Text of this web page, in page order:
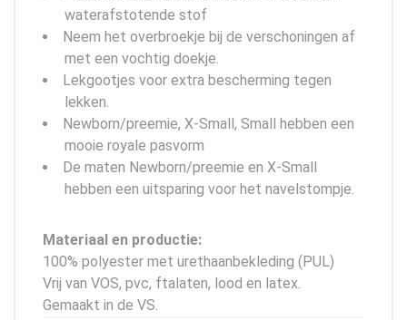
waterafstotende stof
Neem het overbroekje bij de verschoningen af
met een vochtig doekje.
Lekgootjes voor extra bescherming tegen
lekken.
Newborn/preemie, X-Small, Small hebben een
mooie royale pasvorm
De maten Newborn/preemie en X-Small
hebben een uitsparing voor het navelstompje.
Materiaal en productie:
100% polyester met urethaanbekleding (PUL)
Vrij van VOS, pvc, ftalaten, lood en latex.
Gemaakt in de VS.